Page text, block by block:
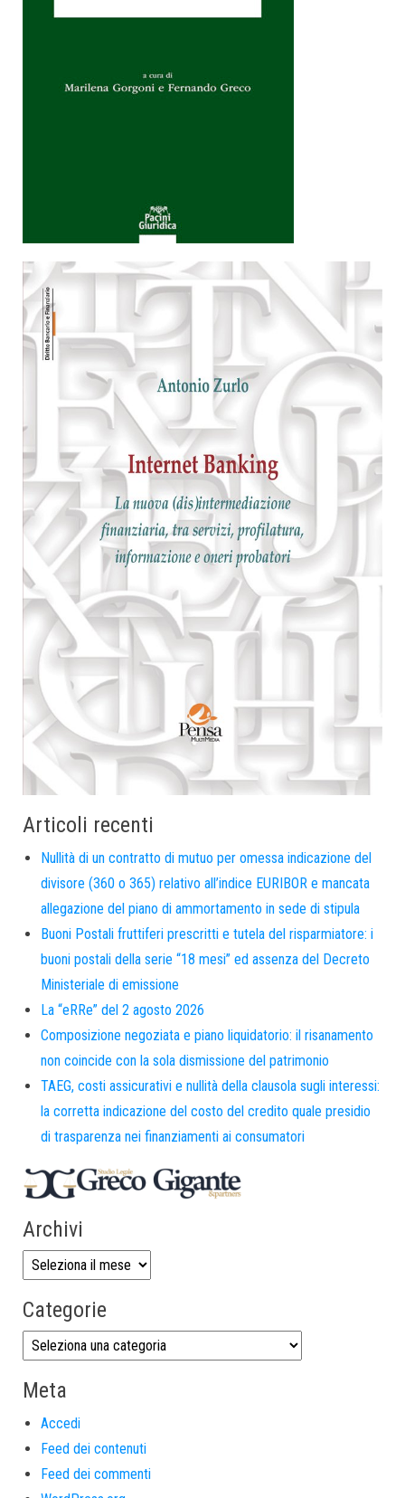
Articoli recenti
Nullità di un contratto di mutuo per omessa indicazione del
divisore (360 o 365) relativo all’indice EURIBOR e mancata
allegazione del piano di ammortamento in sede di stipula
Buoni Postali fruttiferi prescritti e tutela del risparmiatore: i
buoni postali della serie “18 mesi” ed assenza del Decreto
Ministeriale di emissione
La “eRRe” del 2 agosto 2026
Composizione negoziata e piano liquidatorio: il risanamento
non coincide con la sola dismissione del patrimonio
TAEG, costi assicurativi e nullità della clausola sugli interessi:
la corretta indicazione del costo del credito quale presidio
di trasparenza nei finanziamenti ai consumatori
Archivi
Categorie
Meta
Accedi
Feed dei contenuti
Feed dei commenti